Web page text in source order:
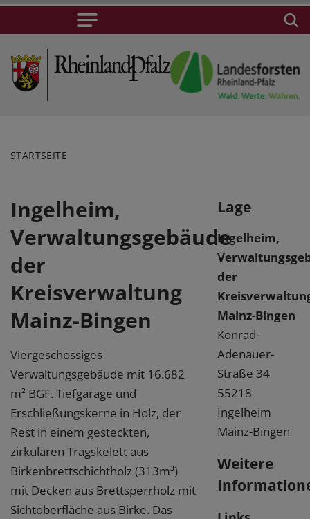
STARTSEITE
Ingelheim,
Verwaltungsgebäude
der
Kreisverwaltung
Mainz-Bingen
Viergeschossiges
Verwaltungsgebäude mit 16.682
m² BGF. Tiefgarage und
Erschließungskerne in Holz, der
Rest in einem gesteckten,
zirkulären Tragskelett aus
Birkenbrettschichtholz (313m³)
mit Decken aus Brettsperrholz mit
Sichtoberfläche aus Birke. Das
Lage
Ingelheim,
der
Mainz-Bingen
Konrad-
Adenauer-
Straße 34
55218
Ingelheim
Mainz-Bingen
Weitere